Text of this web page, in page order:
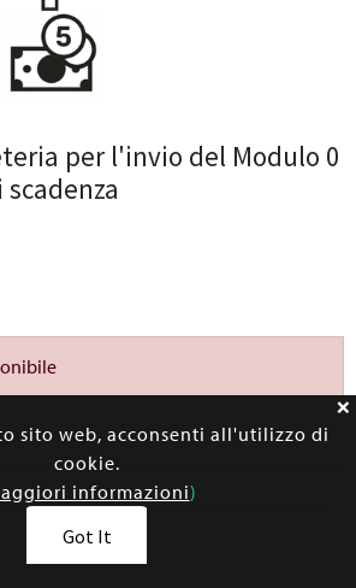
per l'invio del Modulo 0
sito web, acconsenti all'utilizzo di
cookie.
informazioni)
Got It